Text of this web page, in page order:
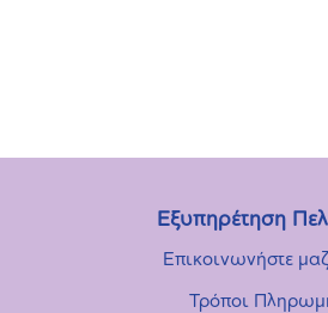
Εξυπηρέτηση
Επικοινωνήστε
Τρόποι